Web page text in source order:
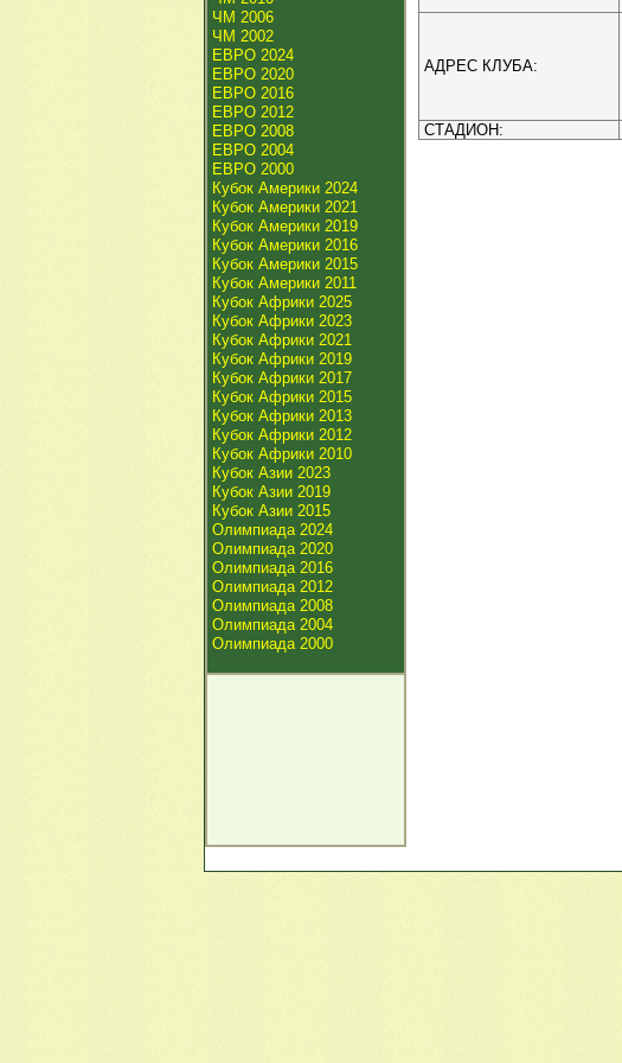
ЧМ 2006
ЧМ 2002
ЕВРО 2024
ЕВРО 2020
ЕВРО 2016
ЕВРО 2012
ЕВРО 2008
ЕВРО 2004
ЕВРО 2000
Кубок Америки 2024
Кубок Америки 2021
Кубок Америки 2019
Кубок Америки 2016
Кубок Америки 2015
Кубок Америки 2011
Кубок Африки 2025
Кубок Африки 2023
Кубок Африки 2021
Кубок Африки 2019
Кубок Африки 2017
Кубок Африки 2015
Кубок Африки 2013
Кубок Африки 2012
Кубок Африки 2010
Кубок Азии 2023
Кубок Азии 2019
Кубок Азии 2015
Олимпиада 2024
Олимпиада 2020
Олимпиада 2016
Олимпиада 2012
Олимпиада 2008
Олимпиада 2004
Олимпиада 2000
АДРЕС КЛУБА:
СТАДИОН: